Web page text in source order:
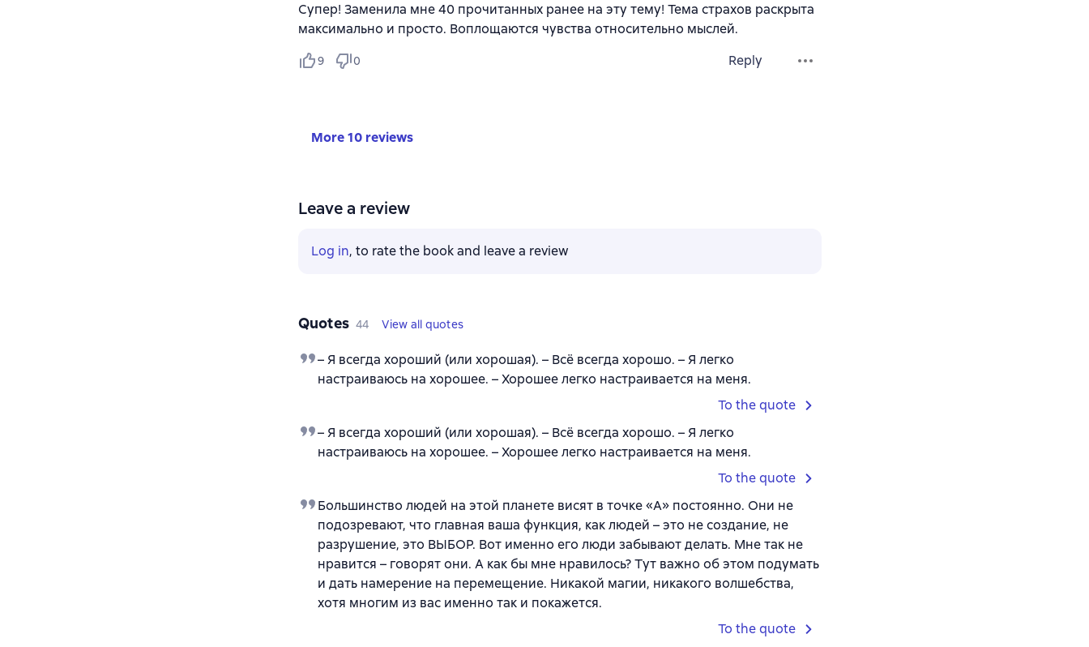
Супер! Заменила мне 40 прочитанных ранее на эту тему! Тема страхов раскрыта
максимально и просто. Воплощаются чувства относительно мыслей.
9 0 Reply
More 10 reviews
Leave a review
Log in, to rate the book and leave a review
Quotes 44 View all quotes
– Я всегда хороший (или хорошая). – Всё всегда хорошо. – Я легко
настраиваюсь на хорошее. – Хорошее легко настраивается на меня.
To the quote
– Я всегда хороший (или хорошая). – Всё всегда хорошо. – Я легко
настраиваюсь на хорошее. – Хорошее легко настраивается на меня.
To the quote
Большинство людей на этой планете висят в точке «А» постоянно. Они не
подозревают, что главная ваша функция, как людей – это не создание, не
разрушение, это ВЫБОР. Вот именно его люди забывают делать. Мне так не
нравится – говорят они. А как бы мне нравилось? Тут важно об этом подумать
и дать намерение на перемещение. Никакой магии, никакого волшебства,
хотя многим из вас именно так и покажется.
To the quote